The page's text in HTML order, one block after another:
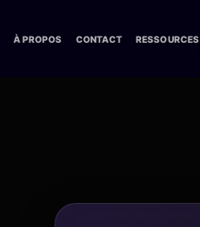
À PROPOS CONTACT RESSOURCES